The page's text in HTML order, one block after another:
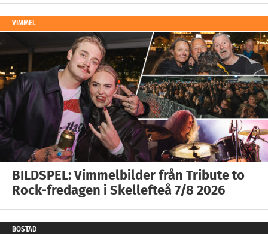
VIMMEL
BILDSPEL: Vimmelbilder från Tribute to
Rock-fredagen i Skellefteå 7/8 2026
BOSTAD